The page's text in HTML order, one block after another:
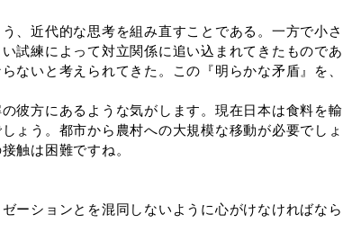
、近代的な思考を組み直すことである。一方で小さ
試練によって対立関係に追い込まれてきたものであ
ないと考えられてきた。この『明らかな矛盾』を、
彼方にあるような気がします。現在日本は食料を輸
ょう。都市から農村への大規模な移動が必要でしょ
触は困難ですね。
ーションとを混同しないように心がけなければなら